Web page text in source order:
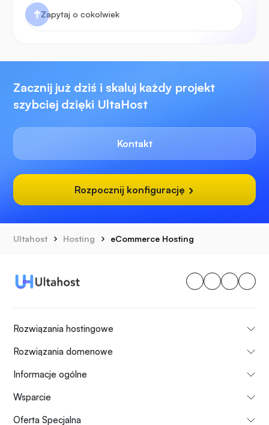
Zacznij już dziś i skaluj każdy projekt
szybciej dzięki UltaHost
Kontakt
Rozpocznij konfigurację
Ultahost Hosting eCommerce Hosting
Rozwiązania hostingowe
Rozwiązania domenowe
Informacje ogólne
Wsparcie
Oferta Specjalna